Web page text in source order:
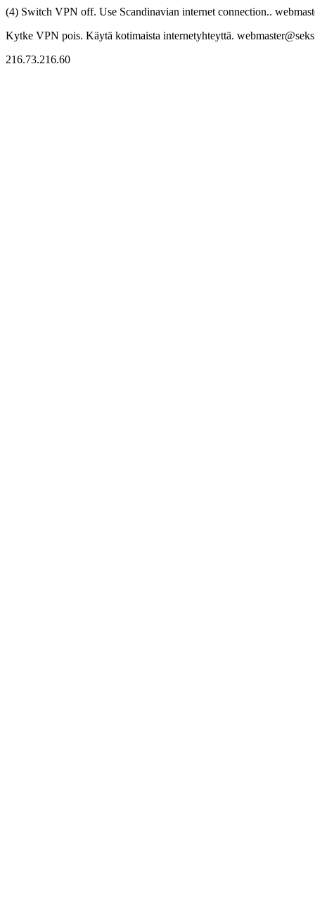
(4) Switch VPN off. Use Scandinavian internet connection..
Kytke VPN pois. Käytä kotimaista internetyhteyttä.
216.73.216.60